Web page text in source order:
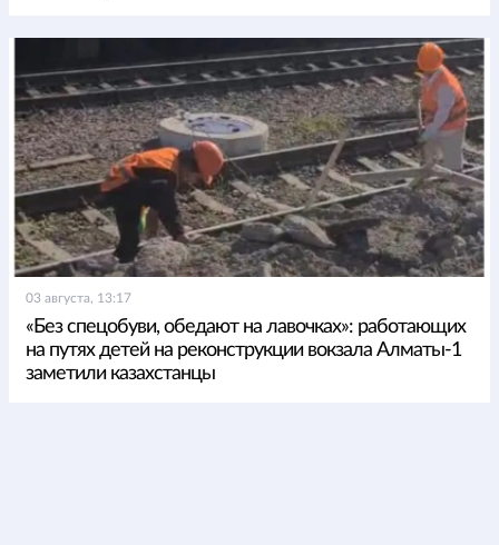
03 августа, 13:17
«Без спецобуви, обедают на лавочках»: работающих
на путях детей на реконструкции вокзала Алматы-1
заметили казахстанцы